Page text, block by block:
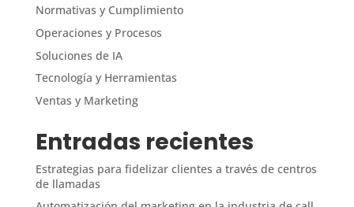
Normativas y Cumplimiento
Operaciones y Procesos
Soluciones de IA
Tecnología y Herramientas
Ventas y Marketing
Entradas recientes
Estrategias para fidelizar clientes a través de centros
de llamadas